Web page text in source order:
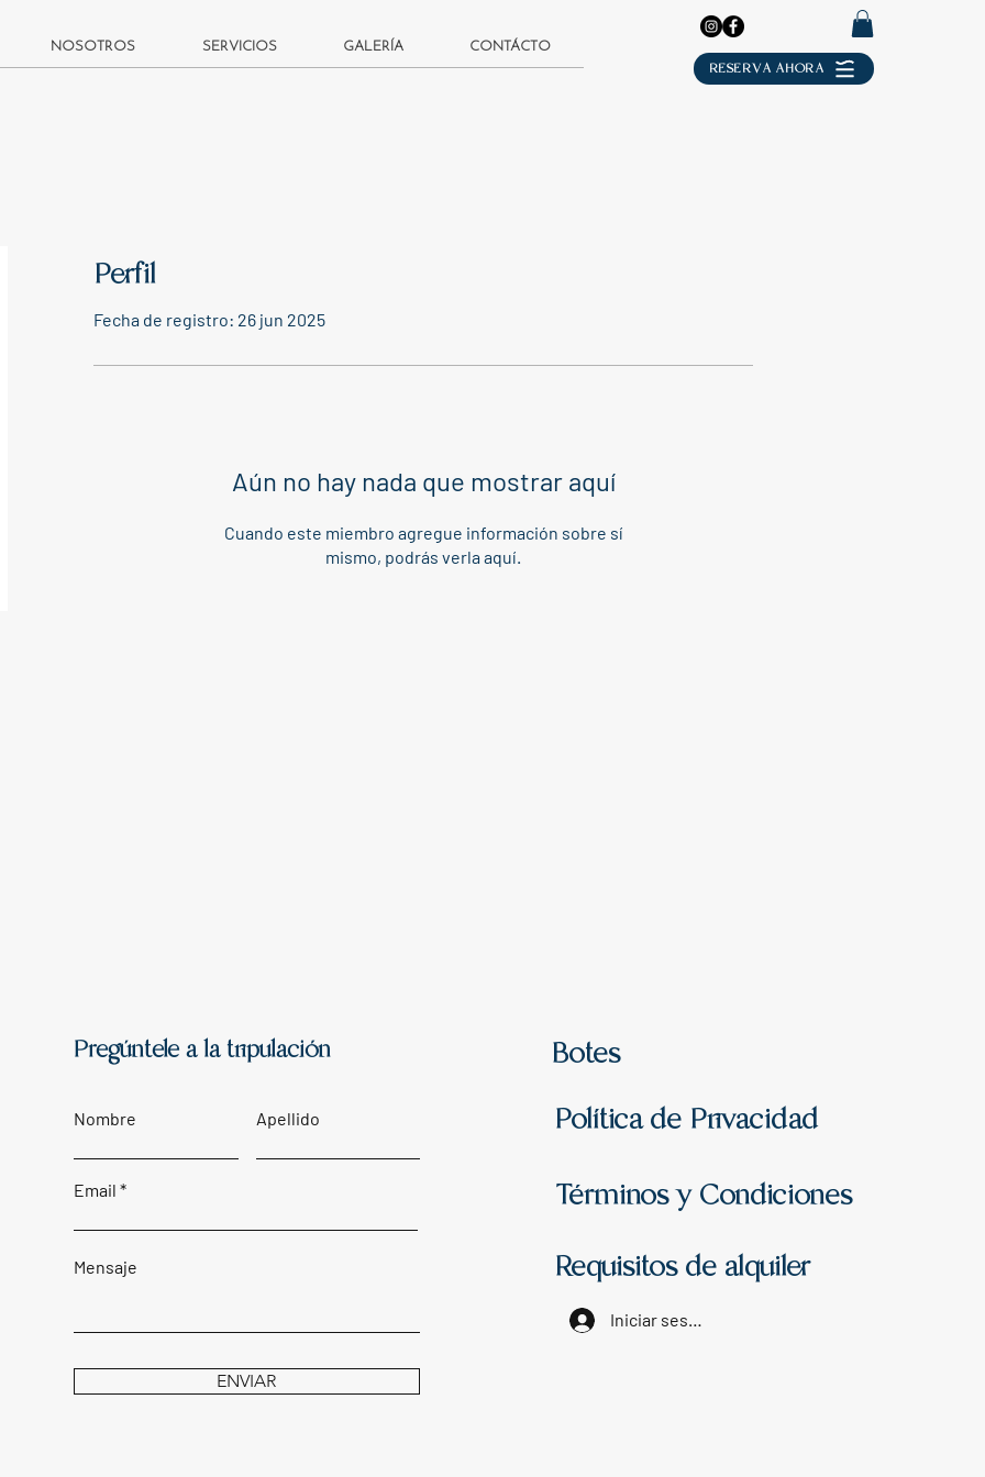
NOSOTROS SERVICIOS GALERÍA CONTÁCTO
RESERVA AHORA
Perfil
Fecha de registro: 26 jun 2025
Aún no hay nada que mostrar aquí
Cuando este miembro agregue información sobre sí
mismo, podrás verla aquí.
Pregúntele a la tripulación
Nombre Apellido
Email
Mensaje
ENVIAR
Botes
Política de Privacidad
Términos y Condiciones
Requisitos de alquiler
Iniciar sesión